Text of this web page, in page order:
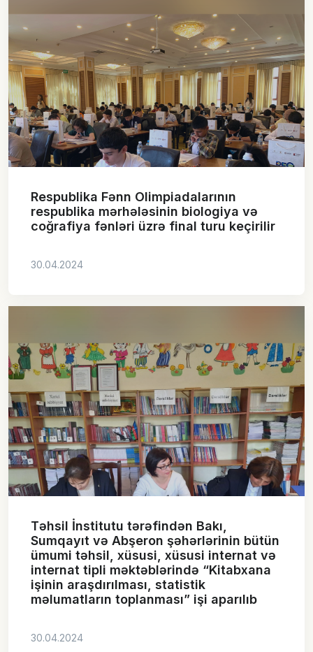
Respublika Fənn Olimpiadalarının
respublika mərhələsinin biologiya və
coğrafiya fənləri üzrə final turu keçirilir
30.04.2024
Təhsil İnstitutu tərəfindən Bakı,
Sumqayıt və Abşeron şəhərlərinin bütün
ümumi təhsil, xüsusi, xüsusi internat və
internat tipli məktəblərində “Kitabxana
işinin araşdırılması, statistik
məlumatların toplanması” işi aparılıb
30.04.2024